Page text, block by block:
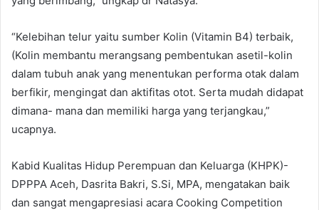
“Kelebihan telur yaitu sumber Kolin (Vitamin B4) terbaik,
(Kolin membantu merangsang pembentukan asetil-kolin
dalam tubuh anak yang menentukan performa otak dalam
berfikir, mengingat dan aktifitas otot. Serta mudah didapat
dimana- mana dan memiliki harga yang terjangkau,”
ucapnya.
Kabid Kualitas Hidup Perempuan dan Keluarga (KHPK)-
DPPPA Aceh, Dasrita Bakri, S.Si, MPA, mengatakan baik
dan sangat mengapresiasi acara Cooking Competition